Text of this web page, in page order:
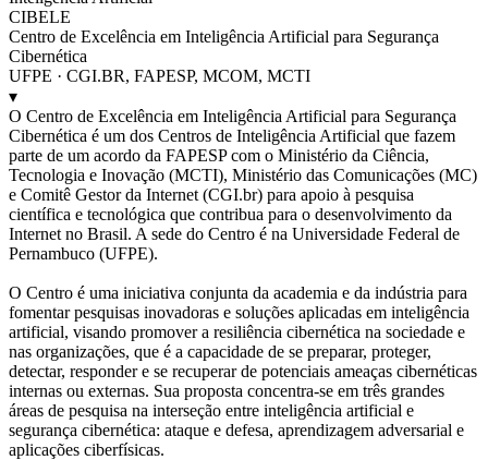
CIBELE
Centro de Excelência em Inteligência Artificial para Segurança
Cibernética
UFPE · CGI.BR, FAPESP, MCOM, MCTI
▾
O Centro de Excelência em Inteligência Artificial para Segurança
Cibernética é um dos Centros de Inteligência Artificial que fazem
parte de um acordo da FAPESP com o Ministério da Ciência,
Tecnologia e Inovação (MCTI), Ministério das Comunicações (MC)
e Comitê Gestor da Internet (CGI.br) para apoio à pesquisa
científica e tecnológica que contribua para o desenvolvimento da
Internet no Brasil. A sede do Centro é na Universidade Federal de
Pernambuco (UFPE).
O Centro é uma iniciativa conjunta da academia e da indústria para
fomentar pesquisas inovadoras e soluções aplicadas em inteligência
artificial, visando promover a resiliência cibernética na sociedade e
nas organizações, que é a capacidade de se preparar, proteger,
detectar, responder e se recuperar de potenciais ameaças cibernéticas
internas ou externas. Sua proposta concentra-se em três grandes
áreas de pesquisa na interseção entre inteligência artificial e
segurança cibernética: ataque e defesa, aprendizagem adversarial e
aplicações ciberfísicas.